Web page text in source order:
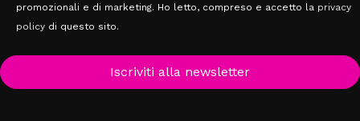
promozionali e di marketing. Ho letto, compreso e accetto la privacy
policy di questo sito.
Iscriviti alla newsletter